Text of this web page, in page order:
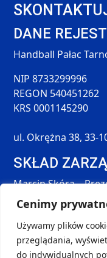
Cenimy
Używamy plików
przeglądania,
do indywidualnych
DANE
Handball Pałac
NIP 8733299996
REGON 540451262
KRS 0001145290
ul. Okrężna 38, 33-
SKŁAD
Marcin Skóra –
Maciej Hołda –
Tomasz Śmieszek
DANE